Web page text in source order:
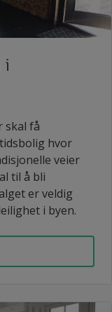
i
skal få
hvor
veier
til å bli
er veldig
i byen.